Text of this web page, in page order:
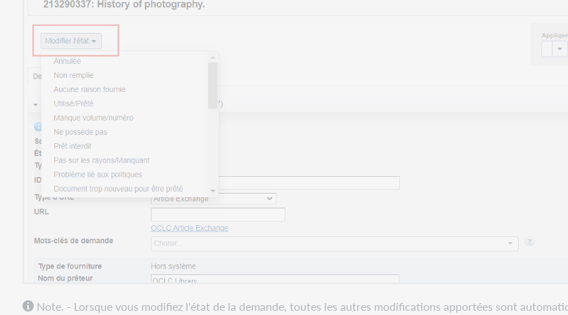
Note. - Lorsque vous modifiez l'état de la demande, toutes les autres modifications apportées sont